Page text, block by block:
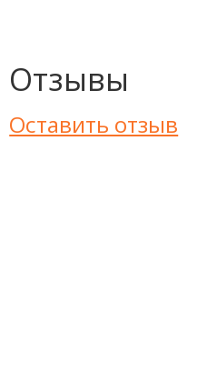
Отзывы
Оставить отзыв